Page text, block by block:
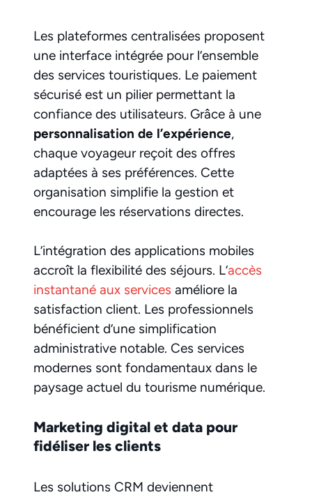
Les plateformes centralisées proposent
une interface intégrée pour l’ensemble
des services touristiques. Le paiement
sécurisé est un pilier permettant la
confiance des utilisateurs. Grâce à une
personnalisation de l’expérience,
chaque voyageur reçoit des offres
adaptées à ses préférences. Cette
organisation simplifie la gestion et
encourage les réservations directes.
L’intégration des applications mobiles
accroît la flexibilité des séjours. L’accès
instantané aux services améliore la
satisfaction client. Les professionnels
bénéficient d’une simplification
administrative notable. Ces services
modernes sont fondamentaux dans le
paysage actuel du tourisme numérique.
Marketing digital et data pour
fidéliser les clients
Les solutions CRM deviennent